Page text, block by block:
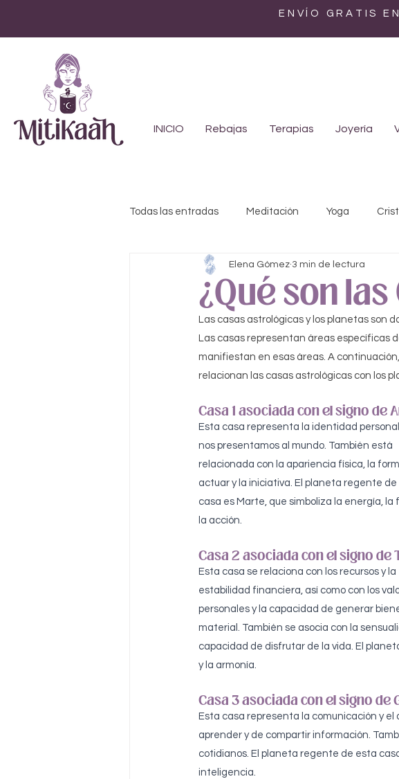
ENVÍO GRATIS
INICIO Rebajas Terapias Joyería
Todas las entradas Meditación Yoga
Feminismo Genealogía Mística
¿Qué son
Elena Gómez 3 min de lectura
Las casas astrológicas y los planetas son
Las casas representan áreas específicas
manifiestan en esas áreas. A
relacionan las casas astrológicas con los
Casa 1 asociada con el signo de
Esta casa representa la identidad
nos presentamos al mundo. También está
relacionada con la apariencia física, la
actuar y la iniciativa. El planeta regente de
casa es Marte, que simboliza la energía, la
la acción.
Casa 2 asociada con el signo de
Esta casa se relaciona con los recursos y la
estabilidad financiera, así como con los
personales y la capacidad de generar
material. También se asocia con la
capacidad de disfrutar de la vida. El
y la armonía.
Casa 3 asociada con el signo de
Esta casa representa la comunicación y
aprender y de compartir información.
cotidianos. El planeta regente de esta
inteligencia.